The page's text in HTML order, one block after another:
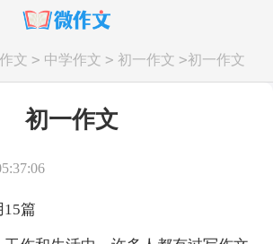
文 > 中学作文 > 初一作文 >初一作文
初一作文
15篇